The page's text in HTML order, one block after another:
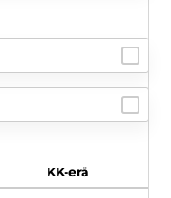
KK-erä